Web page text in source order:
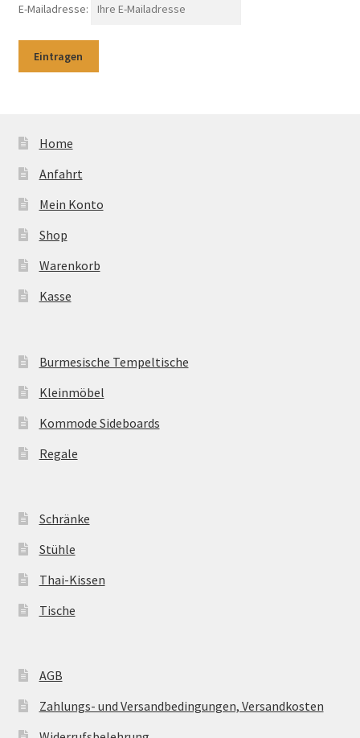
E-Mailadresse:
Home
Anfahrt
Mein Konto
Shop
Warenkorb
Kasse
Burmesische Tempeltische
Kleinmöbel
Kommode Sideboards
Regale
Schränke
Stühle
Thai-Kissen
Tische
AGB
Zahlungs- und Versandbedingungen, Versandkosten